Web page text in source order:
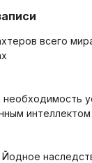
всего
интеллектом